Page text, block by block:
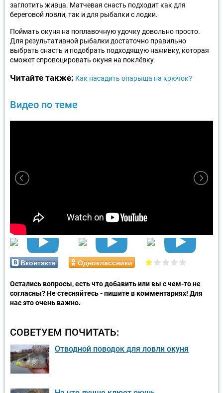
заглотить живца. Матчевая снасть подходит как для
береговой ловли, так и для рыбалки с лодки.
Поймать окуня на поплавочную удочку довольно просто.
Для результативной рыбалки достаточно правильно
выбрать снасть и подобрать подходящую наживку, которая
сможет спровоцировать окуня на поклёвку.
Читайте также: Как насадить опарыша на крючок?
Видео по теме
Вконтакте Одноклассники
Остались вопросы, есть что добавить или вы с чем-то не
согласны? Не стесняйтесь - пишите в комментариях! Для
нас это очень важно.
СОВЕТУЕМ ПОЧИТАТЬ:
Отводной поводок для ловли окуня